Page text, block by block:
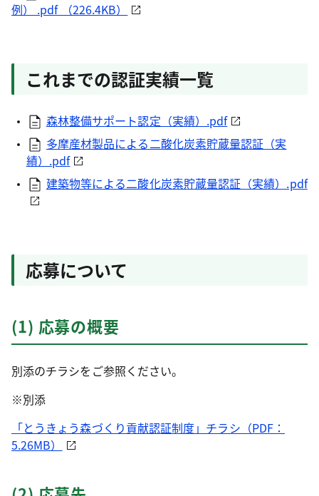
例） .pdf （226.4KB）
これまでの認証実績一覧
森林整備サポート認定（実績）.pdf
多摩産材製品による二酸化炭素貯蔵量認証（実
績）.pdf
建築物等による二酸化炭素貯蔵量認証（実績）.pdf
応募について
(1) 応募の概要
別添のチラシをご参照ください。
※別添
「とうきょう森づくり貢献認証制度」チラシ（PDF：
5.26MB）